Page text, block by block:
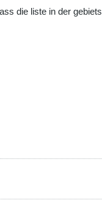
die liste in der